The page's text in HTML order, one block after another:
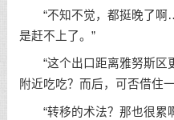
“不知不觉，都挺晚了啊…
是赶不上了。”
“这个出口距离雅努斯区
附近吃吃？而后，可否借住
“转移的术法？那也很累